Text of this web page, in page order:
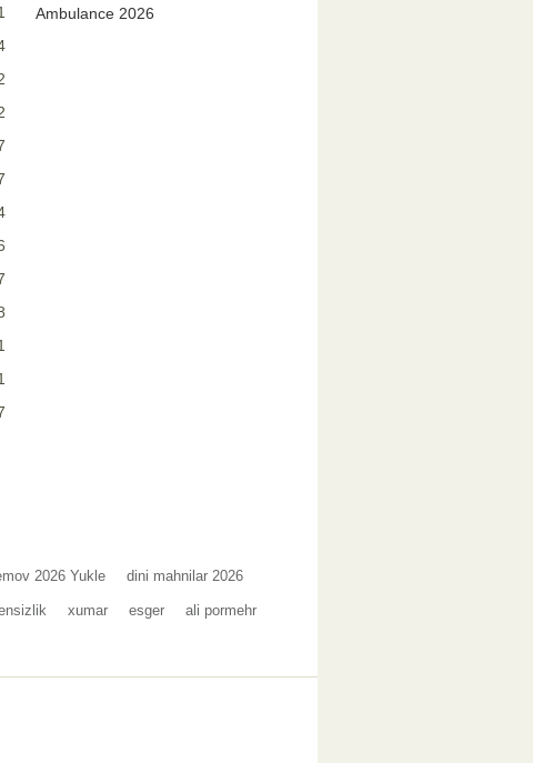
Ambulance 2026
2026 Yukle dini mahnilar 2026
xumar esger ali pormehr